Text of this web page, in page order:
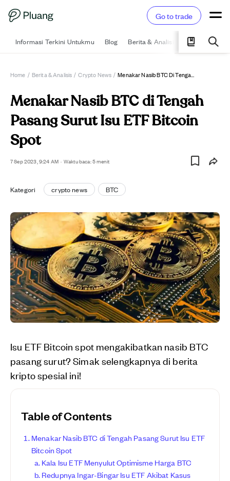
Go to trade
Informasi Terkini Untukmu Blog Berita & Analisis Pelajari
Home / Berita & Analisis / Crypto News / Menakar Nasib BTC Di Tengah Pasang Surut Isu ETF Bitcoin Spot
Menakar Nasib BTC di Tengah
Pasang Surut Isu ETF Bitcoin
Spot
7 Sep 2023, 9:24 AM · Waktu baca: 5 menit
Kategori crypto news BTC
Isu ETF Bitcoin spot mengakibatkan nasib BTC
pasang surut? Simak selengkapnya di berita
kripto spesial ini!
Table of Contents
Menakar Nasib BTC di Tengah Pasang Surut Isu ETF
Bitcoin Spot
Kala Isu ETF Menyulut Optimisme Harga BTC
Redupnya Ingar-Bingar Isu ETF Akibat Kasus